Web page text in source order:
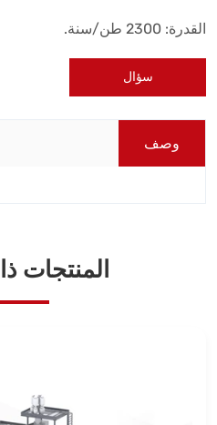
القدرة: 2300 طن/سنة.
سؤال
وصف
المنتجات